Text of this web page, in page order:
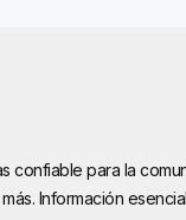
confiable para la
Información